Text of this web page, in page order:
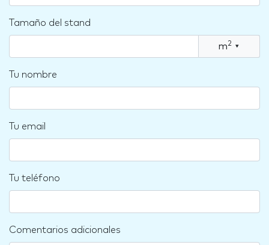
Tamaño del stand
m2 ▾
Tu nombre
Tu email
Tu teléfono
Comentarios adicionales